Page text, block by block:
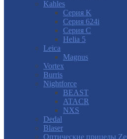
Kahles
Серия K
Серия 624i
Серия С
Helia 5
Leica
Magnus
Vortex
Burris
Nightforce
BEAST
ATACR
NXS
Dedal
Blaser
Оптические прицелы